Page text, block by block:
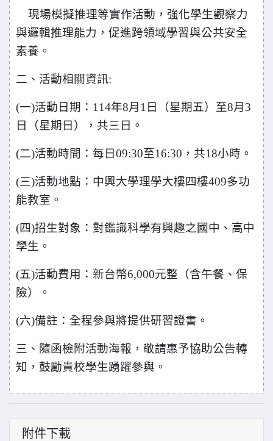
現場模擬推理等實作活動，強化學生觀察力
與邏輯推理能力，促進跨領域學習與公共安全
素養。
二、活動相關資訊:
(一)活動日期：114年8月1日（星期五）至8月3
日（星期日），共三日。
(二)活動時間：每日09:30至16:30，共18小時。
(三)活動地點：中興大學理學大樓四樓409多功
能教室。
(四)招生對象：對鑑識科學有興趣之國中、高中
學生。
(五)活動費用：新台幣6,000元整（含午餐、保
險）。
(六)備註：全程參與將提供研習證書。
三、隨函檢附活動海報，敬請惠予協助公告轉
知，鼓勵貴校學生踴躍參與。
附件下載